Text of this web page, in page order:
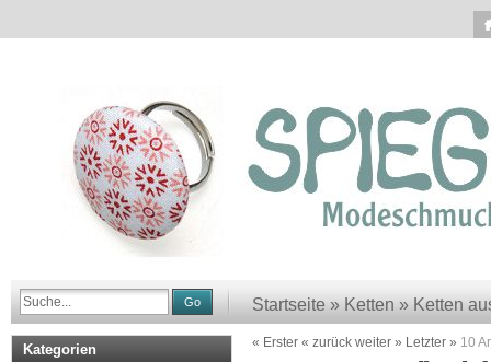
Go Startseite » Ketten » Ketten
« Erster « zurück weiter » Letzter » 10
Kategorien